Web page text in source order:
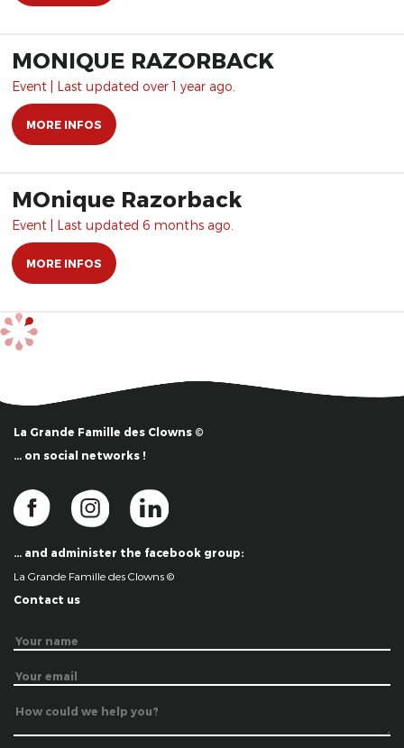
MONIQUE RAZORBACK
Event | Last updated over 1 year ago.
MORE INFOS
MOnique Razorback
Event | Last updated 6 months ago.
MORE INFOS
La Grande Famille des Clowns ©
… on social networks !
… and administer the facebook group:
La Grande Famille des Clowns ©
Contact us